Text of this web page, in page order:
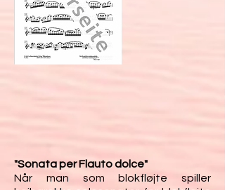
"Sonata per Flauto dolce"
Når man som blokfløjte spiller